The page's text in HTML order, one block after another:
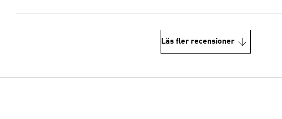
Läs fler recensioner